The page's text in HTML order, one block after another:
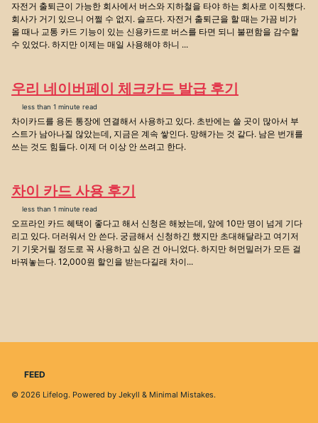
자전거 출퇴근이 가능한 회사에서 버스와 지하철을 타야 하는 회사로 이직했다.
회사가 거기 있으니 어쩔 수 없지. 슬프다. 자전거 출퇴근을 할 때는 가끔 비가
올 때나 교통 카드 기능이 있는 신용카드로 버스를 타면 되니 불편함을 감수할
수 있었다. 하지만 이제는 매일 사용해야 하니 ...
우리 네이버페이 체크카드 발급 후기
less than 1 minute read
차이카드를 용돈 통장에 연결해서 사용하고 있다. 초반에는 쓸 곳이 많아서 부
스트가 남아나질 않았는데, 지금은 계속 쌓인다. 망해가는 것 같다. 남은 번개를
쓰는 것도 힘들다. 이제 더 이상 안 쓰려고 한다.
차이 카드 사용 후기
less than 1 minute read
오프라인 카드 혜택이 좋다고 해서 신청은 해놨는데, 앞에 10만 명이 넘게 기다
리고 있다. 더러워서 안 쓴다. 궁금해서 신청하긴 했지만 초대해달라고 여기저
기 기웃거릴 정도로 꼭 사용하고 싶은 건 아니었다. 하지만 허먼밀러가 모든 걸
바꿔놓는다. 12,000원 할인을 받는다길래 차이...
FEED
© 2026 Lifelog. Powered by Jekyll & Minimal Mistakes.